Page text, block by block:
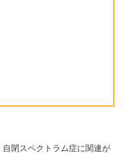
閉スペクトラム症に関連が